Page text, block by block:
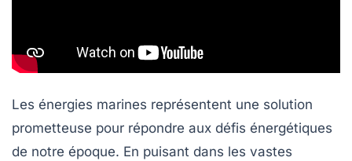
Les énergies marines représentent une solution
prometteuse pour répondre aux défis énergétiques
de notre époque. En puisant dans les vastes